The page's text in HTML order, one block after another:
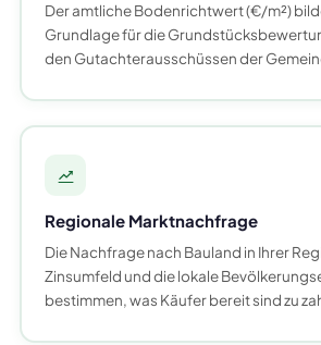
Der amtliche Bodenrichtwert (€/m²)
Grundlage für die
den Gutachterausschüssen der
Regionale Marktnachfrage
Die Nachfrage nach Bauland in Ihrer
Zinsumfeld und die lokale
bestimmen, was Käufer bereit sind zu